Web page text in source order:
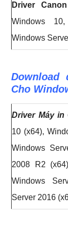
Driver
Windows
Windows
Download
Cho
Driver Máy in
10 (x64),
Windows
2008 R2
Windows
Server 2016